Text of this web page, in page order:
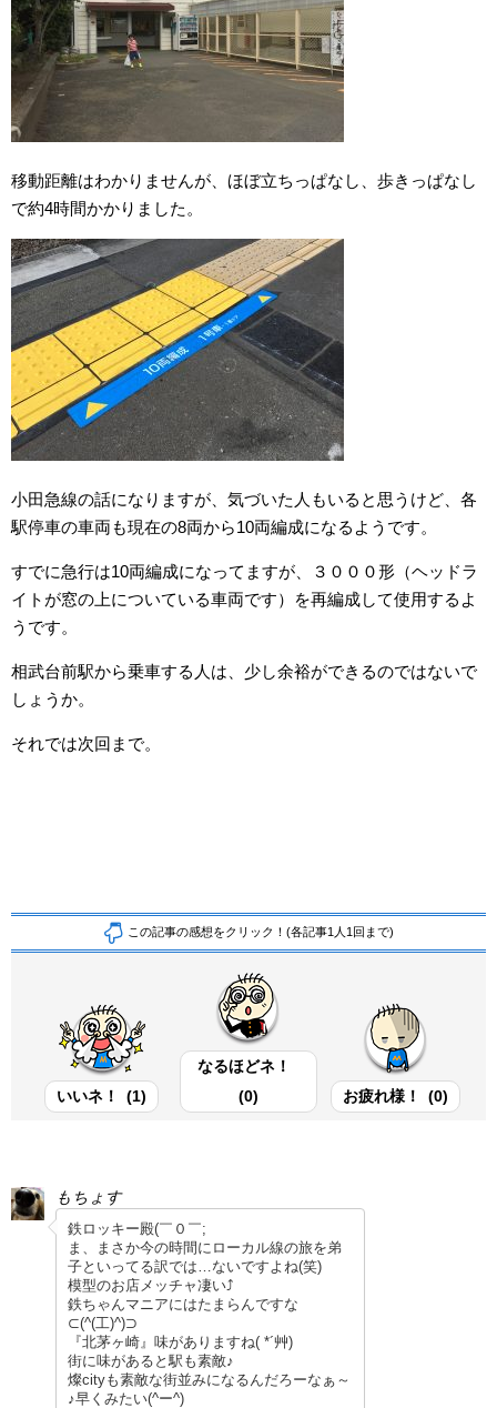
移動距離はわかりませんが、ほぼ立ちっぱなし、歩きっぱなし
で約4時間かかりました。
小田急線の話になりますが、気づいた人もいると思うけど、各
駅停車の車両も現在の8両から10両編成になるようです。
すでに急行は10両編成になってますが、３０００形（ヘッドラ
イトが窓の上についている車両です）を再編成して使用するよ
うです。
相武台前駅から乗車する人は、少し余裕ができるのではないで
しょうか。
それでは次回まで。
この記事の感想をクリック！(各記事1人1回まで)
いいネ！ (1)
なるほどネ！
(0) お疲れ様！ (0)
もちょす
鉄ロッキー殿(￣０￣;
ま、まさか今の時間にローカル線の旅を弟
子といってる訳では…ないですよね(笑)
模型のお店メッチャ凄い⤴
鉄ちゃんマニアにはたまらんですな
⊂(^(工)^)⊃
『北茅ヶ崎』味がありますね( *´艸)
街に味があると駅も素敵♪
燦cityも素敵な街並みになるんだろーなぁ～
♪早くみたい(^ー^)